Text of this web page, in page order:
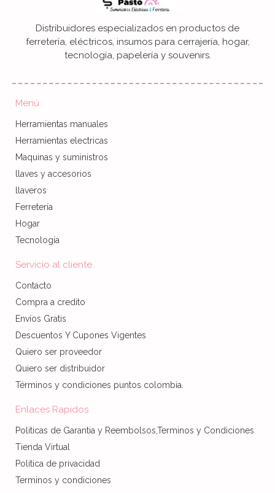
Distribuidores especializados en productos de
ferretería, eléctricos, insumos para cerrajería, hogar,
tecnología, papelería y souvenirs.
Menú
Herramientas manuales
Herramientas electricas
Maquinas y suministros
llaves y accesorios
llaveros
Ferretería
Hogar
Tecnología
Servicio al cliente
Contacto
Compra a credito
Envíos Gratis
Descuentos Y Cupones Vigentes
Quiero ser proveedor
Quiero ser distribuidor
Términos y condiciones puntos colombia.
Enlaces Rapidos
Politicas de Garantia y Reembolsos,Terminos y Condiciones
Tienda Virtual
Politica de privacidad
Terminos y condiciones